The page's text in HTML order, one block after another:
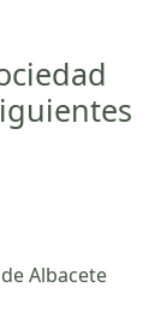
Albacete